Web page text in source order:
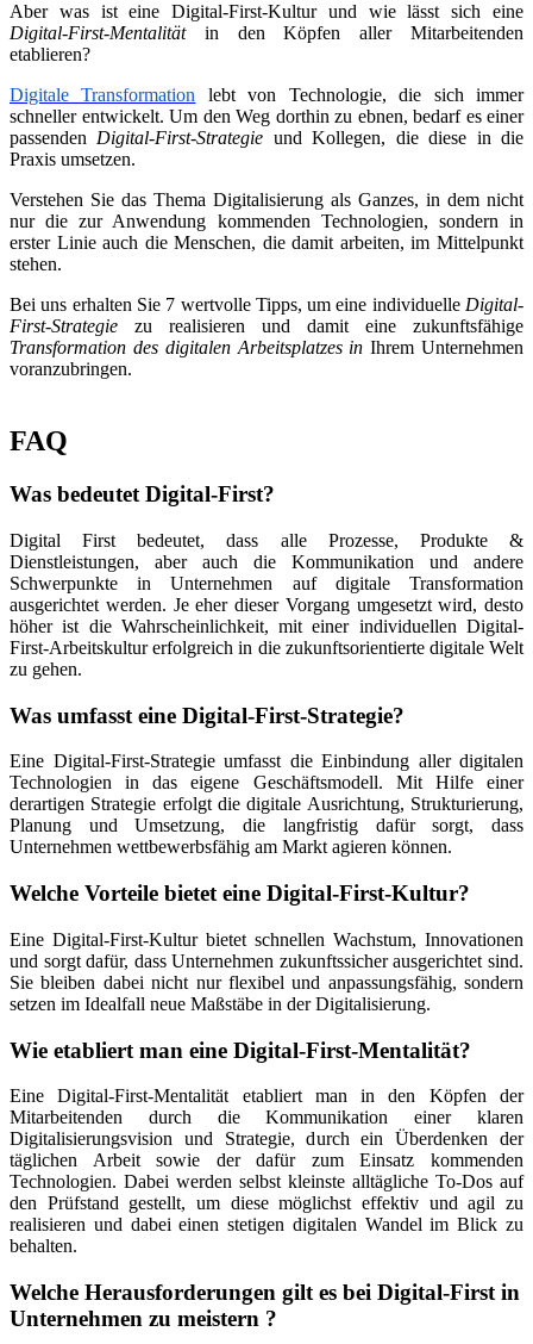
Aber was ist eine Digital-First-Kultur und wie lässt sich eine
Digital-First-Mentalitätin den Köpfen aller Mitarbeitenden
etablieren?
Digitale Transformation lebt von Technologie, die sich immer
schneller entwickelt. Um den Weg dorthin zu ebnen, bedarf es einer
passendenDigital-First-Strategie und Kollegen, die diese in die
Praxis umsetzen.
Verstehen Sie das Thema Digitalisierung als Ganzes, in dem nicht
nur die zur Anwendung kommenden Technologien, sondern in
erster Linie auch die Menschen, die damit arbeiten, im Mittelpunkt
stehen.
Bei uns erhalten Sie 7 wertvolle Tipps, um eine individuelle Digital-
First-Strategie zu realisieren und damit eine zukunftsfähige
Transformation des digitalen Arbeitsplatzes in Ihrem Unternehmen
voranzubringen.
FAQ
Was bedeutet Digital-First?
Digital First bedeutet, dass alle Prozesse, Produkte &
Dienstleistungen, aber auch die Kommunikation und andere
Schwerpunkte in Unternehmen auf digitale Transformation
ausgerichtet werden. Je eher dieser Vorgang umgesetzt wird, desto
höher ist die Wahrscheinlichkeit, mit einer individuellen Digital-
First-Arbeitskultur erfolgreich in die zukunftsorientierte digitale Welt
zu gehen.
Was umfasst eine Digital-First-Strategie?
Eine Digital-First-Strategie umfasst die Einbindung aller digitalen
Technologien in das eigene Geschäftsmodell. Mit Hilfe einer
derartigen Strategie erfolgt die digitale Ausrichtung, Strukturierung,
Planung und Umsetzung, die langfristig dafür sorgt, dass
Unternehmen wettbewerbsfähig am Markt agieren können.
Welche Vorteile bietet eine Digital-First-Kultur?
Eine Digital-First-Kultur bietet schnellen Wachstum, Innovationen
und sorgt dafür, dass Unternehmen zukunftssicher ausgerichtet sind.
Sie bleiben dabei nicht nur flexibel und anpassungsfähig, sondern
setzen im Idealfall neue Maßstäbe in der Digitalisierung.
Wie etabliert man eine Digital-First-Mentalität?
Eine Digital-First-Mentalität etabliert man in den Köpfen der
Mitarbeitenden durch die Kommunikation einer klaren
Digitalisierungsvision und Strategie, durch ein Überdenken der
täglichen Arbeit sowie der dafür zum Einsatz kommenden
Technologien. Dabei werden selbst kleinste alltägliche To-Dos auf
den Prüfstand gestellt, um diese möglichst effektiv und agil zu
realisieren und dabei einen stetigen digitalen Wandel im Blick zu
behalten.
Welche Herausforderungen gilt es bei Digital-First in
Unternehmen zu meistern ?